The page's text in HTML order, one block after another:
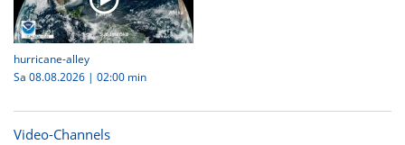
hurricane-alley
Sa 08.08.2026 | 02:00 min
Video-Channels